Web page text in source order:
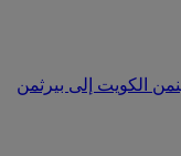
من الكويت إلى بيرثمن